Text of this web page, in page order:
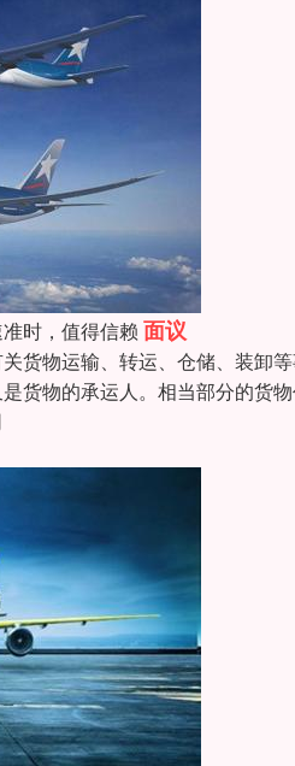
时，值得信赖 面议
货物运输、转运、仓储、装卸
货物的承运人。相当部分的货